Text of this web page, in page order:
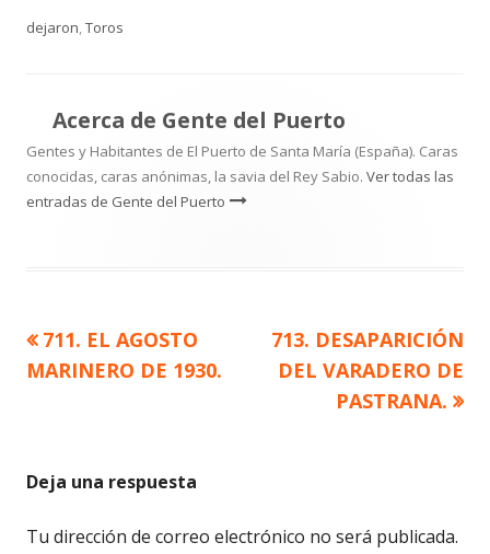
el
dejaron,Toros
Acerca de Gente del Puerto
Gentes y Habitantes de El Puerto de Santa María (España). Caras
conocidas, caras anónimas, la savia del Rey Sabio. Ver todas las
entradas de Gente del Puerto
Navegación
Artículo
anterior
711. EL AGOSTO
MARINERO DE 1930.
Artículo
siguiente
713. DESAPARICIÓN
DEL VARADERO DE
PASTRANA.
Deja una respuesta
Tu dirección de correo electrónico no será publicada.